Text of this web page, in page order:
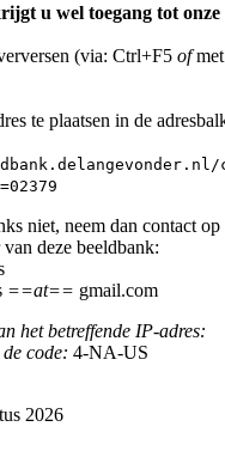
u wel toegang tot onze
(via: Ctrl+F5 ofmet
te plaatsen in de
niet, neem dan contact op
van deze beeldbank:
==at== gmail.com
het betreffende IP-adres:
de code: 4-NA-US
2026